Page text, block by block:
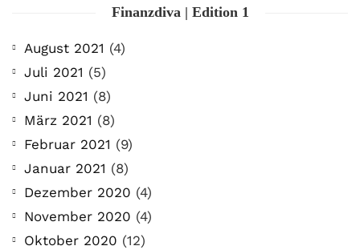
Finanzdiva | Edition 1
August 2021 (4)
Juli 2021 (5)
Juni 2021 (8)
März 2021 (8)
Februar 2021 (9)
Januar 2021 (8)
Dezember 2020 (4)
November 2020 (4)
Oktober 2020 (12)